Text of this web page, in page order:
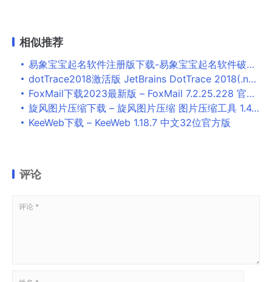
相似推荐
易象宝宝起名软件注册版下载-易象宝宝起名软件破解版下载
dotTrace2018激活版 JetBrains DotTrace 2018(.net代码性能分析工具)v2018.2.1 (附激活补丁+激活教程)
FoxMail下载2023最新版 – FoxMail 7.2.25.228 官方版
旋风图片压缩下载 – 旋风图片压缩 图片压缩工具 1.4.0.0 免装版
KeeWeb下载 – KeeWeb 1.18.7 中文32位官方版
评论